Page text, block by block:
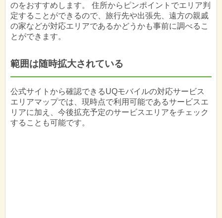
のをおすすめします。 住所からピンポイントでエリア判
定することができるので、旅行先や出張先、遠方の親戚
の家などが対応エリアであるかどうかも事前に調べるこ
とができます。
範囲は随時拡大されている
公式サイトから確認できるUQモバイルの対応サービス
エリアマップでは、現時点で利用可能であるサービスエ
リアに加え、今後拡充予定のサービスエリアをチェック
することも可能です。